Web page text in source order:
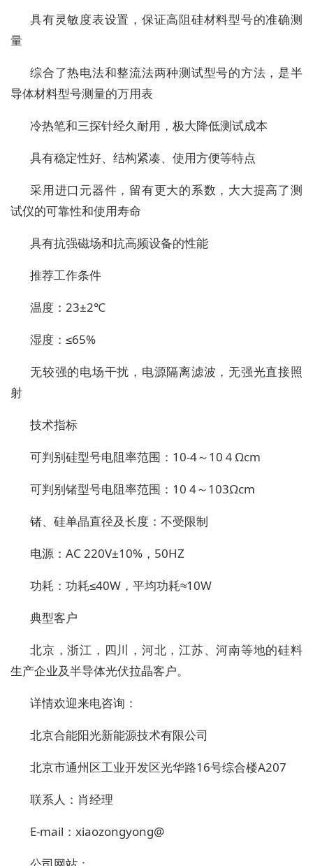
具有灵敏度表设置，保证高阻硅材料型号的准确测
量
综合了热电法和整流法两种测试型号的方法，是半
导体材料型号测量的万用表
冷热笔和三探针经久耐用，极大降低测试成本
具有稳定性好、结构紧凑、使用方便等特点
采用进口元器件，留有更大的系数，大大提高了测
试仪的可靠性和使用寿命
具有抗强磁场和抗高频设备的性能
推荐工作条件
温度：23±2℃
湿度：≤65%
无较强的电场干扰，电源隔离滤波，无强光直接照
射
技术指标
可判别硅型号电阻率范围：10-4～10４Ωcm
可判别锗型号电阻率范围：10 4～103Ωcm
锗、硅单晶直径及长度：不受限制
电源：AC 220V±10%，50HZ
功耗：功耗≤40W，平均功耗≈10W
典型客户
北京，浙江，四川，河北，江苏、河南等地的硅料
生产企业及半导体光伏拉晶客户。
详情欢迎来电咨询：
北京合能阳光新能源技术有限公司
北京市通州区工业开发区光华路16号综合楼A207
联系人：肖经理
E-mail：xiaozongyong@